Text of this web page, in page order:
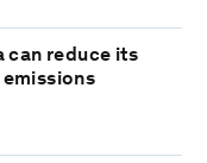
can reduce its